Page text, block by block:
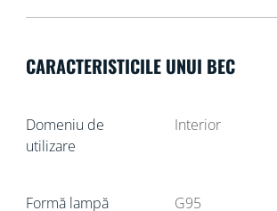
CARACTERISTICILE UNUI BEC
Domeniu de
utilizare
Interior
Formă lampă G95